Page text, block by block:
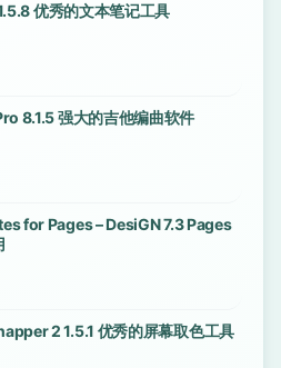
优秀的文本笔记工具
8.1.5 强大的吉他编曲软件
for Pages – DesiGN 7.3 Pages
2 1.5.1 优秀的屏幕取色工具